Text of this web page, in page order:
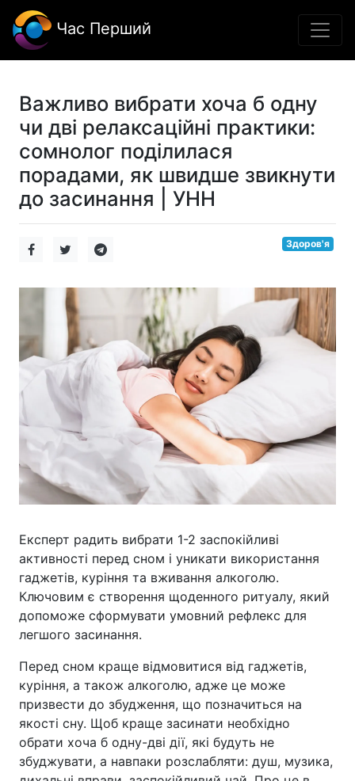
Час Перший
Важливо вибрати хоча б одну
чи дві релаксаційні практики:
сомнолог поділилася
порадами, як швидше звикнути
до засинання | УНН
Здоров'я
Експерт радить вибрати 1-2 заспокійливі
активності перед сном і уникати використання
гаджетів, куріння та вживання алкоголю.
Ключовим є створення щоденного ритуалу, який
допоможе сформувати умовний рефлекс для
легшого засинання.
Перед сном краще відмовитися від гаджетів,
куріння, а також алкоголю, адже це може
призвести до збудження, що позначиться на
якості сну. Щоб краще засинати необхідно
обрати хоча б одну-дві дії, які будуть не
збуджувати, а навпаки розслабляти: душ, музика,